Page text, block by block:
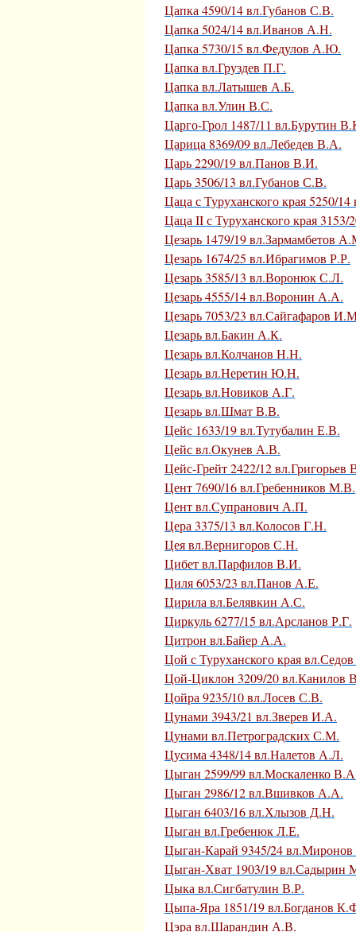
Цапка 4590/14 вл.Губанов С.В.
Цапка 5024/14 вл.Иванов А.Н.
Цапка 5730/15 вл.Федулов А.Ю.
Цапка вл.Груздев П.Г.
Цапка вл.Латышев А.Б.
Цапка вл.Улин В.С.
Царго-Грол 1487/11 вл.Бурутин
Царица 8369/09 вл.Лебедев В.А.
Царь 2290/19 вл.Панов В.И.
Царь 3506/13 вл.Губанов С.В.
Цаца с Туруханского края 5250/
Цаца II с Туруханского края
Цезарь 1479/19 вл.Зармамбетов
Цезарь 1674/25 вл.Ибрагимов Р.Р.
Цезарь 3585/13 вл.Воронюк С.Л.
Цезарь 4555/14 вл.Воронин А.А.
Цезарь 7053/23 вл.Сайгафаров
Цезарь вл.Бакин А.К.
Цезарь вл.Колчанов Н.Н.
Цезарь вл.Неретин Ю.Н.
Цезарь вл.Новиков А.Г.
Цезарь вл.Шмат В.В.
Цейс 1633/19 вл.Тутубалин Е.В.
Цейс вл.Окунев А.В.
Цейс-Грейт 2422/12 вл.Григорьев
Цент 7690/16 вл.Гребенников М.В.
Цент вл.Супранович А.П.
Цера 3375/13 вл.Колосов Г.Н.
Цея вл.Вернигоров С.Н.
Цибет вл.Парфилов В.И.
Циля 6053/23 вл.Панов А.Е.
Цирила вл.Белявкин А.С.
Циркуль 6277/15 вл.Арсланов Р.Г.
Цитрон вл.Байер А.А.
Цой с Туруханского края
Цой-Циклон 3209/20 вл.Канилов
Цойра 9235/10 вл.Лосев С.В.
Цунами 3943/21 вл.Зверев И.А.
Цунами вл.Петроградских С.М.
Цусима 4348/14 вл.Налетов А.Л.
Цыган 2599/99 вл.Москаленко
Цыган 2986/12 вл.Вшивков А.А.
Цыган 6403/16 вл.Хлызов Д.Н.
Цыган вл.Гребенюк Л.Е.
Цыган-Карай 9345/24
Цыган-Хват 1903/19 вл.Садырин
Цыка вл.Сигбатулин В.Р.
Цыпа-Яра 1851/19 вл.Богданов
Цэра вл.Шарандин А.В.